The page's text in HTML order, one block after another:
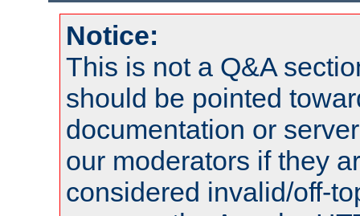
Notice:
This is not a Q&A
should be pointed
documentation or
our moderators if they
considered invalid/off-